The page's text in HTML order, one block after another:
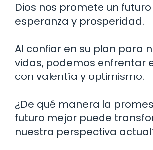
Dios nos promete un
esperanza y prosperidad.
Al confiar en su plan para
vidas, podemos enfrentar
con valentía y optimismo.
¿De qué manera la
futuro mejor puede
nuestra perspectiva